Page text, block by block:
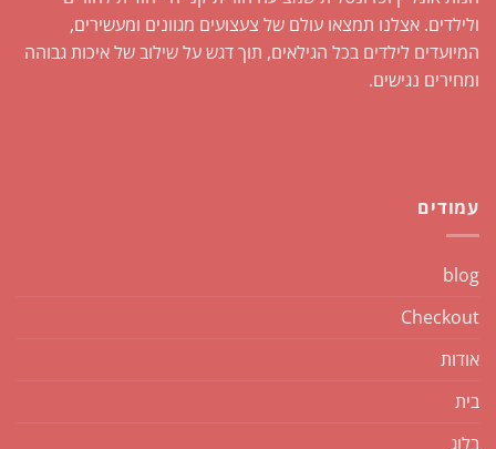
ולילדים. אצלנו תמצאו עולם של צעצועים מגוונים ומעשירים,
המיועדים לילדים בכל הגילאים, תוך דגש על שילוב של איכות גבוהה
ומחירים נגישים.
עמודים
blog
Checkout
אודות
בית
בלוג